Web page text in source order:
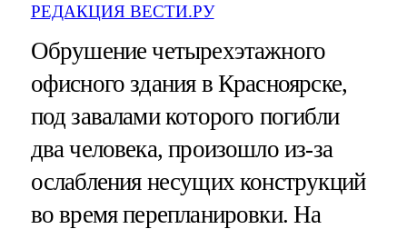
РЕДАКЦИЯ ВЕСТИ.РУ
Обрушение четырехэтажного
офисного здания в Красноярске,
под завалами которого погибли
два человека, произошло из-за
ослабления несущих конструкций
во время перепланировки. На